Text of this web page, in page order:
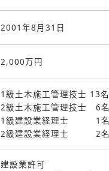
2001年8月31日
2,000万円
1級土木施工管理技士 13名
2級土木施工管理技士 6名
1級建設業経理士 1名
2級建設業経理士 2名
建設業許可